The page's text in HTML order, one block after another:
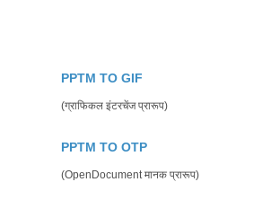
PPTM TO GIF
(ग्राफिकल इंटरचेंज प्रारूप)
PPTM TO OTP
(OpenDocument मानक प्रारूप)